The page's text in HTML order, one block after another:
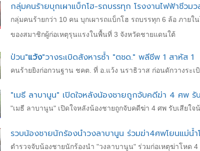
กลุ่มคนร้ายบุกเผาแบ็กโฮ-รถบรรทุก โรงงานไฟฟ้าชีวม
กลุ่มคนร้ายกว่า 10 คน บุกเผารถแบ็กโฮ รถบรรทุก 6 ล้อ ภาย
ของสมาชิกผู้ก่อเหตุรุนแรงในพื้นที่ 3 จังหวัดชายแดนใต้
ป่วน"แว้ง"วางระเบิดสังหารซ้ำ "ตชด." พลีชีพ 1 สาหัส 1
คนร้ายยิงก่อกวนฐาน ชคต. ที่ อ.แว้ง นราธิวาส ก่อนดักวางร
"เมธี ลาบานูน" เปิดใจหลังน้องชายถูกจับคดีฆ่า 4 ศพ รั
"เมธี ลาบานูน" เปิดใจหลังน้องชายถูกจับคดีฆ่า 4 ศพ รับเสียใ
รวบน้องชายนักร้องนำวงลาบานูน ร่วมฆ่า4ศพโยนแม่น้
ตำรวจจับน้องชายนักร้องนำ "วงลาบานูน" ร่วมก่อเหตุฆ่าโหด